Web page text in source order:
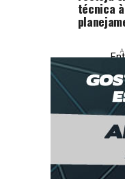
técnica